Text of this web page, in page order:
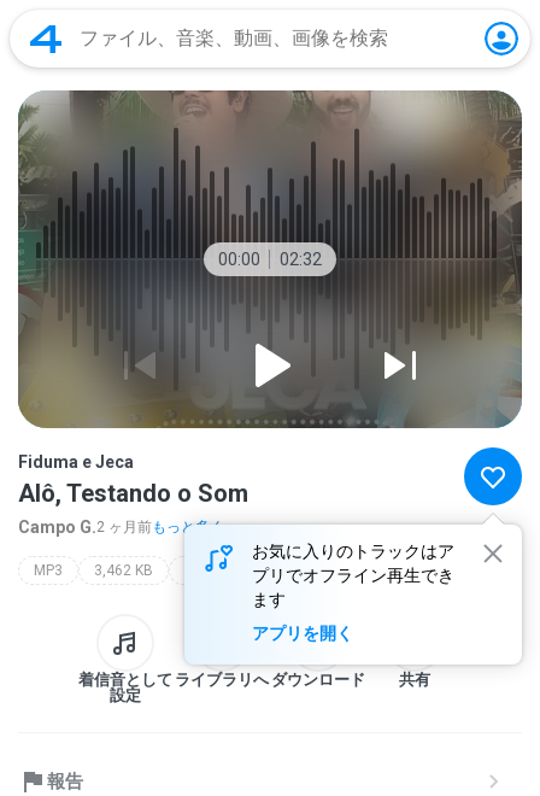
00:00 02:32
お気に入りのトラックはア
プリでオフライン再生でき
ます
アプリを開く
Fiduma e Jeca
Alô, Testando o Som
Campo G.2 ヶ月前もっと多く...
MP3 3,462 KB ah se os pais soubessem fiduma e jeca
着信音として
設定
ライブラリへ ダウンロード 共有
報告